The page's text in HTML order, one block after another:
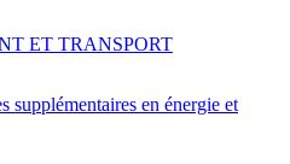
supplémentaires en énergie et
ET TRANSPORT